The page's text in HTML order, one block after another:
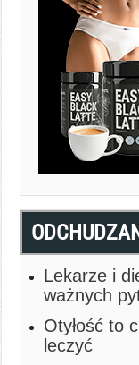
Lekarze i
ważnych
Otyłość to
leczyć